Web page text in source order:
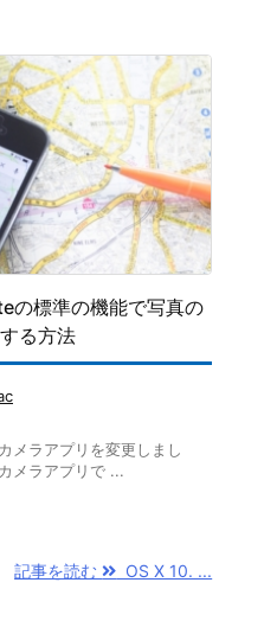
の標準の機能で写真の
る方法
メラアプリを変更しまし
メラアプリで ...
記事を読む OS X 10. ...